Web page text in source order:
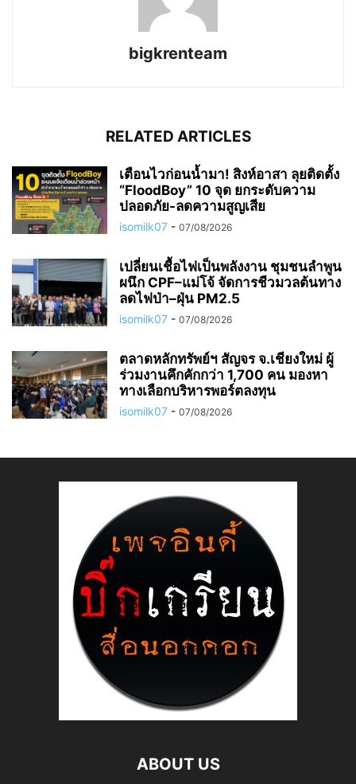
bigkrenteam
RELATED ARTICLES
เตือนไวก่อนน้ำมา! สิงห์อาสา ลุยติดตั้ง
“FloodBoy” 10 จุด ยกระดับความ
ปลอดภัย-ลดความสูญเสีย
isomilk07 - 07/08/2026
เปลี่ยนเชื้อไฟเป็นพลังงาน ชุมชนลำพูน
ผนึก CPF–แม่โจ้ จัดการชีวมวลต้นทาง
ลดไฟป่า–ฝุ่น PM2.5
isomilk07 - 07/08/2026
ตลาดหลักทรัพย์ฯ สัญจร จ.เชียงใหม่ ผู้
ร่วมงานคึกคักกว่า 1,700 คน มองหา
ทางเลือกบริหารพอร์ตลงทุน
isomilk07 - 07/08/2026
ABOUT US